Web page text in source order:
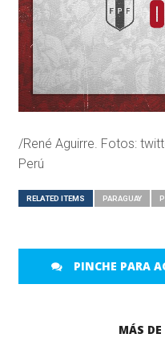
/René Aguirre. Fotos:
Perú
RELATED ITEMS PARAGUAY
PINCHE PARA
MÁS DE